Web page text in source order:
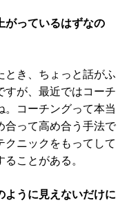
っているはずなの
とき、ちょっと話がふ
すが、最近ではコーチ
。コーチングって本当
合って高め合う手法で
クニックをもってして
ことがある。
うに見えないだけに